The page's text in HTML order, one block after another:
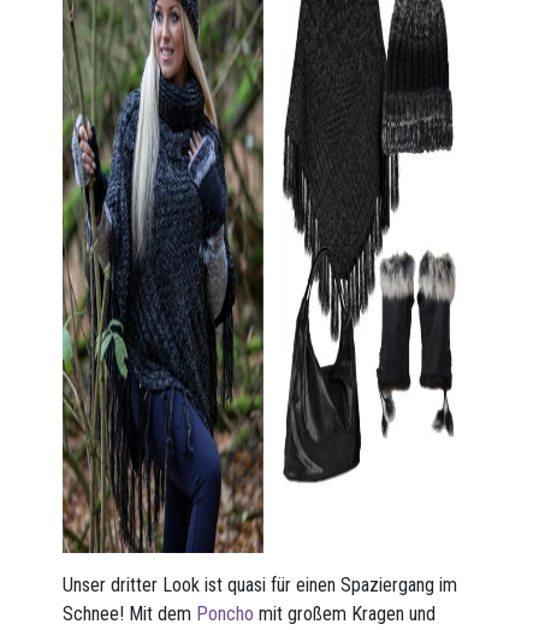
Unser dritter Look ist quasi für einen Spaziergang im
Schnee! Mit dem Poncho mit großem Kragen und